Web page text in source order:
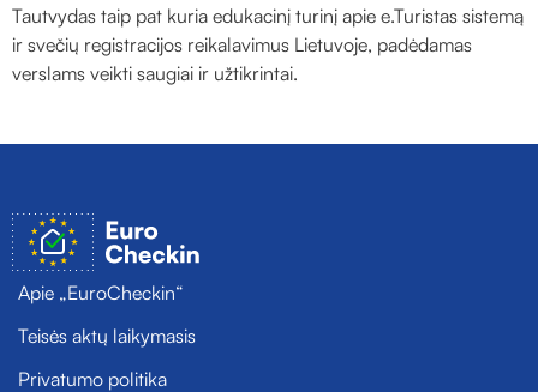
Tautvydas taip pat kuria edukacinį turinį apie e.Turistas sistemą
ir svečių registracijos reikalavimus Lietuvoje, padėdamas
verslams veikti saugiai ir užtikrintai.
Apie „EuroCheckin“
Teisės aktų laikymasis
Privatumo politika